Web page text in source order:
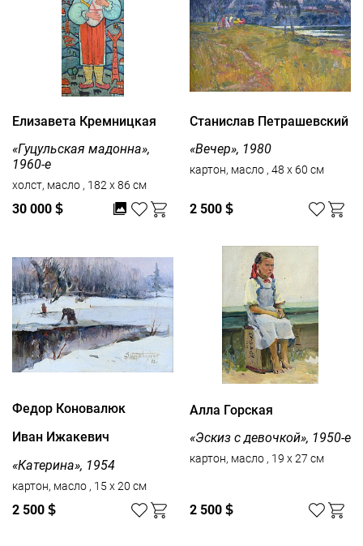
Елизавета Кремницкая
«Гуцульская мадонна»,
1960-е
холст, масло , 182 x 86 см
30 000 $
Станислав Петрашевский
«Вечер», 1980
картон, масло , 48 x 60 см
2 500 $
Федор Коновалюк
Иван Ижакевич
«Катерина», 1954
картон, масло , 15 x 20 см
2 500 $
Алла Горская
«Эскиз с девочкой», 1950-е
картон, масло , 19 x 27 см
2 500 $